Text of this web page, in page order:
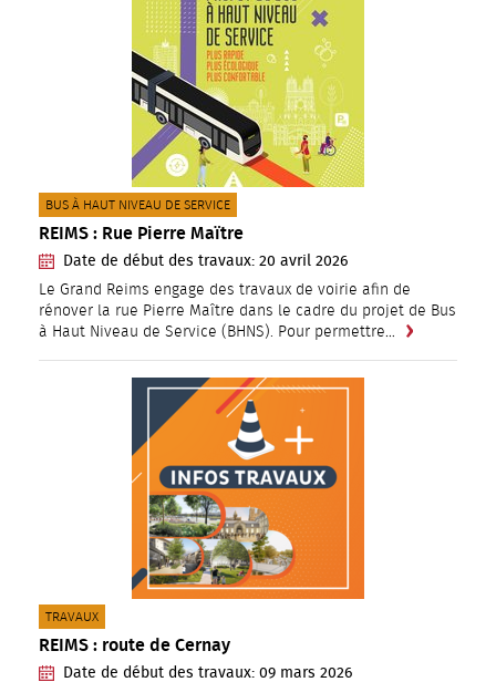
REIMS : Rue Pierre Maïtre
Date de début des travaux: 20 avril 2026
Le Grand Reims engage des travaux de voirie afin de
rénover la rue Pierre Maître dans le cadre du projet de Bus
à Haut Niveau de Service (BHNS). Pour permettre…
CATÉGORIE(S) :
BUS À HAUT NIVEAU DE SERVICE
REIMS : route de Cernay
Date de début des travaux: 09 mars 2026
CATÉGORIE(S) :
TRAVAUX